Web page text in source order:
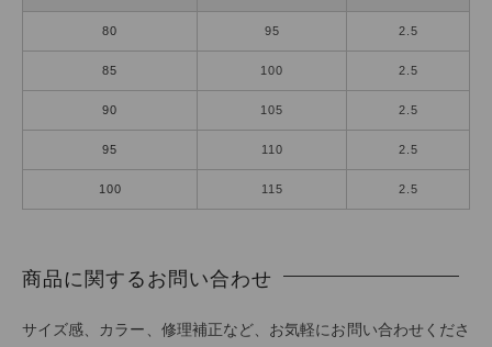
80 95 2.5
85 100 2.5
90 105 2.5
95 110 2.5
100 115 2.5
商品に関するお問い合わせ
サイズ感、カラー、修理補正など、お気軽にお問い合わせくださ